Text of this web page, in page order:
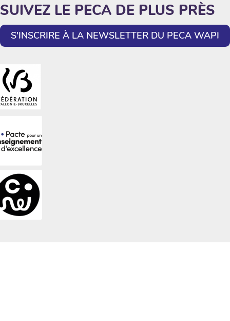
SUIVEZ LE PECA DE PLUS PRÈS
S'INSCRIRE À LA NEWSLETTER DU PECA WAPI